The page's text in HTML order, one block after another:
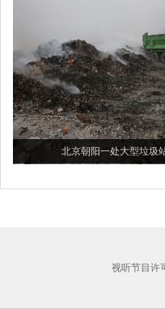
北京朝阳一处大型垃圾
视听节目许